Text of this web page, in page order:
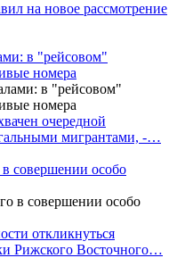
на новое рассмотрение
в "рейсовом"
номера
очередной
мигрантами, -…
совершении особо
откликнуться
Рижского Восточного…